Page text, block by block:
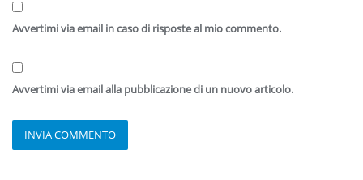
Avvertimi via email in caso di risposte al mio commento.
Avvertimi via email alla pubblicazione di un nuovo articolo.